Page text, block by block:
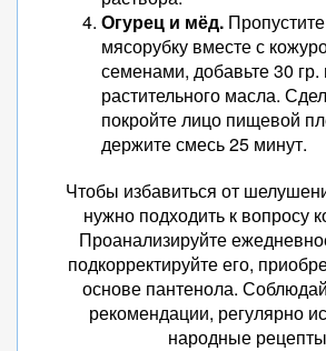
Огурец и мёд.
мясорубку вместе с
семенами, добавьте 30
растительного масла.
покройте лицо пищевой
держите смесь 25 минут.
Чтобы избавиться от
нужно подходить к вопросу
Проанализируйте
подкорректируйте его,
основе пантенола.
рекомендации, регулярно
народные